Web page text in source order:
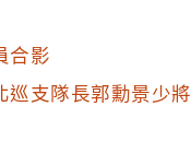
合影
巡支隊長郭勳景少將